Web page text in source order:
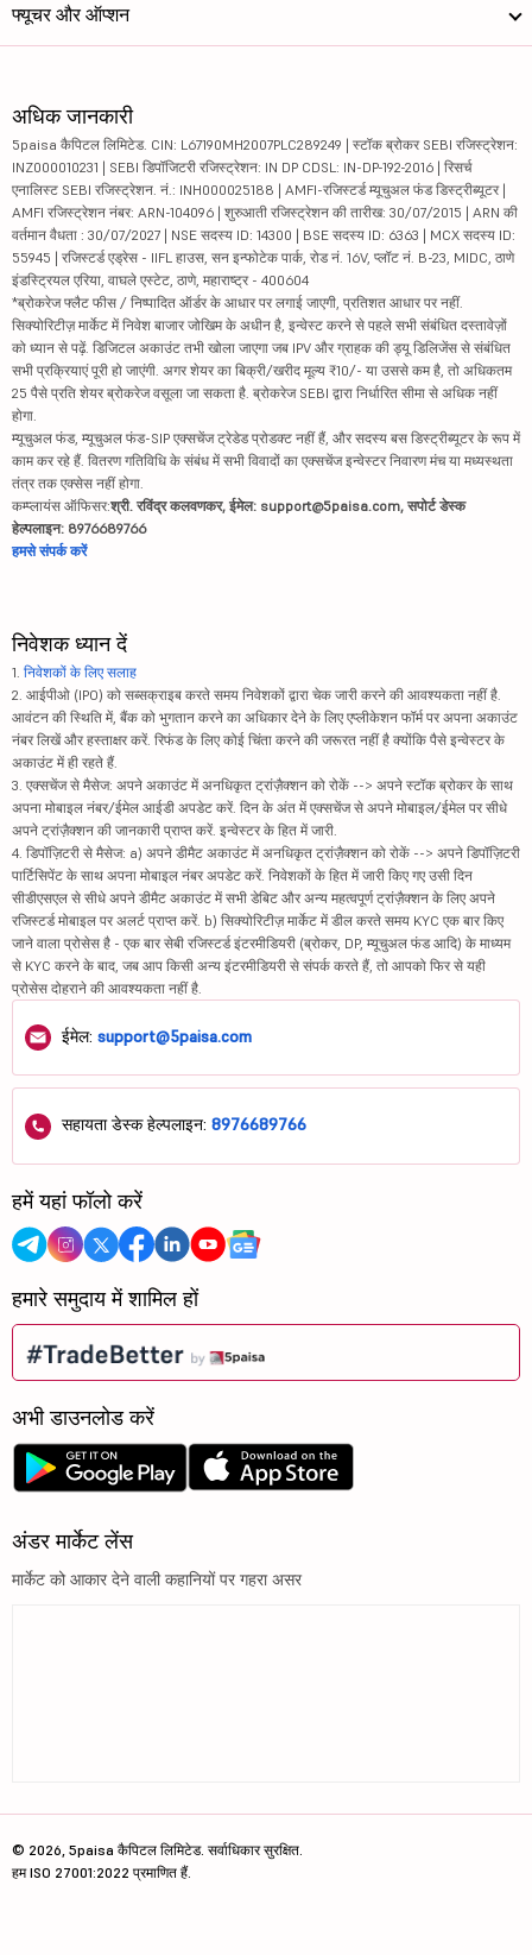
फ्यूचर और ऑप्शन
अधिक जानकारी
5paisa कैपिटल लिमिटेड. CIN: L67190MH2007PLC289249 | स्टॉक ब्रोकर SEBI रजिस्ट्रेशन:
INZ000010231 | SEBI डिपॉजिटरी रजिस्ट्रेशन: IN DP CDSL: IN-DP-192-2016 | रिसर्च
एनालिस्ट SEBI रजिस्ट्रेशन. नं.: INH000025188 | AMFI-रजिस्टर्ड म्यूचुअल फंड डिस्ट्रीब्यूटर |
AMFI रजिस्ट्रेशन नंबर: ARN-104096 | शुरुआती रजिस्ट्रेशन की तारीख: 30/07/2015 | ARN की
वर्तमान वैधता : 30/07/2027 | NSE सदस्य ID: 14300 | BSE सदस्य ID: 6363 | MCX सदस्य ID:
55945 | रजिस्टर्ड एड्रेस - IIFL हाउस, सन इन्फोटेक पार्क, रोड नं. 16V, प्लॉट नं. B-23, MIDC, ठाणे
इंडस्ट्रियल एरिया, वाघले एस्टेट, ठाणे, महाराष्ट्र - 400604
*ब्रोकरेज फ्लैट फीस / निष्पादित ऑर्डर के आधार पर लगाई जाएगी, प्रतिशत आधार पर नहीं.
सिक्योरिटीज़ मार्केट में निवेश बाजार जोखिम के अधीन है, इन्वेस्ट करने से पहले सभी संबंधित दस्तावेज़ों
को ध्यान से पढ़ें. डिजिटल अकाउंट तभी खोला जाएगा जब IPV और ग्राहक की ड्यू डिलिजेंस से संबंधित
सभी प्रक्रियाएं पूरी हो जाएंगी. अगर शेयर का बिक्री/खरीद मूल्य ₹10/- या उससे कम है, तो अधिकतम
25 पैसे प्रति शेयर ब्रोकरेज वसूला जा सकता है. ब्रोकरेज SEBI द्वारा निर्धारित सीमा से अधिक नहीं
होगा.
म्यूचुअल फंड, म्यूचुअल फंड-SIP एक्सचेंज ट्रेडेड प्रोडक्ट नहीं हैं, और सदस्य बस डिस्ट्रीब्यूटर के रूप में
काम कर रहे हैं. वितरण गतिविधि के संबंध में सभी विवादों का एक्सचेंज इन्वेस्टर निवारण मंच या मध्यस्थता
तंत्र तक एक्सेस नहीं होगा.
कम्प्लायंस ऑफिसर:श्री. रविंद्र कलवणकर, ईमेल: support@5paisa.com, सपोर्ट डेस्क
हेल्पलाइन: 8976689766
हमसे संपर्क करें
निवेशक ध्यान दें
1. निवेशकों के लिए सलाह
2. आईपीओ (IPO) को सब्सक्राइब करते समय निवेशकों द्वारा चेक जारी करने की आवश्यकता नहीं है.
आवंटन की स्थिति में, बैंक को भुगतान करने का अधिकार देने के लिए एप्लीकेशन फॉर्म पर अपना अकाउंट
नंबर लिखें और हस्ताक्षर करें. रिफंड के लिए कोई चिंता करने की जरूरत नहीं है क्योंकि पैसे इन्वेस्टर के
अकाउंट में ही रहते हैं.
3. एक्सचेंज से मैसेज: अपने अकाउंट में अनधिकृत ट्रांज़ैक्शन को रोकें --> अपने स्टॉक ब्रोकर के साथ
अपना मोबाइल नंबर/ईमेल आईडी अपडेट करें. दिन के अंत में एक्सचेंज से अपने मोबाइल/ईमेल पर सीधे
अपने ट्रांज़ैक्शन की जानकारी प्राप्त करें. इन्वेस्टर के हित में जारी.
4. डिपॉज़िटरी से मैसेज: a) अपने डीमैट अकाउंट में अनधिकृत ट्रांज़ैक्शन को रोकें --> अपने डिपॉज़िटरी
पार्टिसिपेंट के साथ अपना मोबाइल नंबर अपडेट करें. निवेशकों के हित में जारी किए गए उसी दिन
सीडीएसएल से सीधे अपने डीमैट अकाउंट में सभी डेबिट और अन्य महत्वपूर्ण ट्रांज़ैक्शन के लिए अपने
रजिस्टर्ड मोबाइल पर अलर्ट प्राप्त करें. b) सिक्योरिटीज़ मार्केट में डील करते समय KYC एक बार किए
जाने वाला प्रोसेस है - एक बार सेबी रजिस्टर्ड इंटरमीडियरी (ब्रोकर, DP, म्यूचुअल फंड आदि) के माध्यम
से KYC करने के बाद, जब आप किसी अन्य इंटरमीडियरी से संपर्क करते हैं, तो आपको फिर से यही
प्रोसेस दोहराने की आवश्यकता नहीं है.
ईमेल: support@5paisa.com
सहायता डेस्क हेल्पलाइन: 8976689766
हमें यहां फॉलो करें
हमारे समुदाय में शामिल हों
अभी डाउनलोड करें
अंडर मार्केट लेंस
मार्केट को आकार देने वाली कहानियों पर गहरा असर
© 2026, 5paisa कैपिटल लिमिटेड. सर्वाधिकार सुरक्षित.
हम ISO 27001:2022 प्रमाणित हैं.